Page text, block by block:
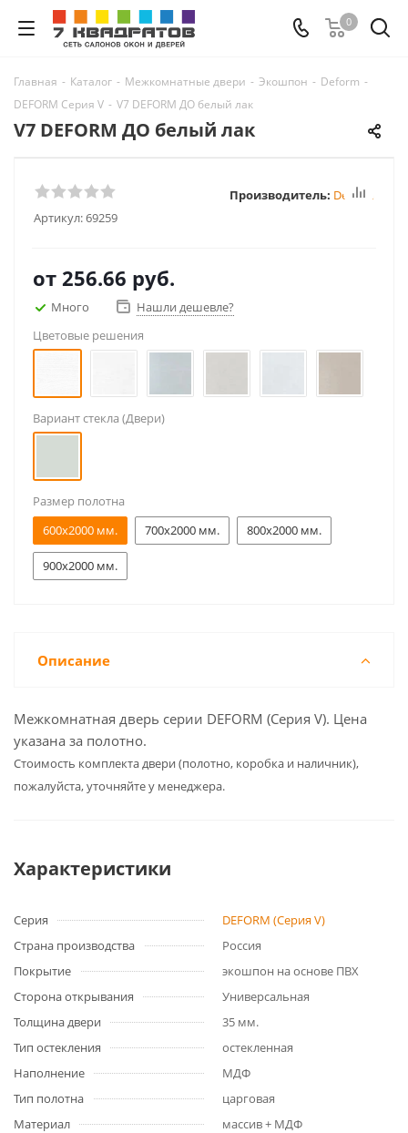
0
Главная - Каталог - Межкомнатные двери - Экошпон - Deform -
DEFORM Серия V - V7 DEFORM ДО белый лак
V7 DEFORM ДО белый лак
Артикул:69259
Производитель: Deform
от 256.66 руб.
Много
Нашли дешевле?
Цветовые решения
Вариант стекла (Двери)
Размер полотна
600x2000 мм.
700x2000 мм. 800x2000 мм.
900x2000 мм.
Описание
Межкомнатная дверь серии DEFORM (Серия V). Цена
указана за полотно.
Cтоимость комплекта двери (полотно, коробка и наличник),
пожалуйста, уточняйте у менеджера.
Характеристики
Серия
DEFORM (Серия V)
Страна производства
Россия
Покрытие
экошпон на основе ПВХ
Сторона открывания
Универсальная
Толщина двери
35 мм.
Тип остекления
остекленная
Наполнение
МДФ
Тип полотна
царговая
Материал
массив + МДФ